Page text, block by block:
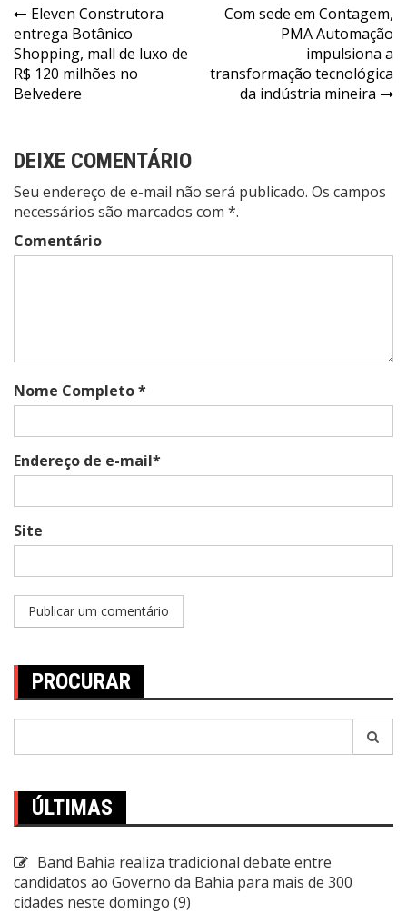
Navegação
de
Post
Eleven Construtora
entrega Botânico
Shopping, mall de luxo de
R$ 120 milhões no
Belvedere
Com sede em Contagem,
PMA Automação
impulsiona a
transformação tecnológica
da indústria mineira
DEIXE COMENTÁRIO
Seu endereço de e-mail não será publicado. Os campos
necessários são marcados com *.
Comentário
Nome Completo *
Endereço de e-mail*
Site
PROCURAR
ÚLTIMAS
Band Bahia realiza tradicional debate entre
candidatos ao Governo da Bahia para mais de 300
cidades neste domingo (9)